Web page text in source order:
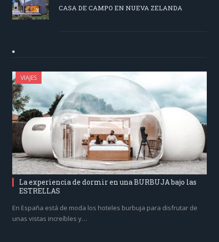
CASA DE CAMPO EN NUEVA ZELANDA
VIAJES
La experiencia de dormir en una BURBUJA bajo las
ESTRELLAS
En España está de moda los hoteles burbuja para disfrutar de
unas vistas increíbles y…